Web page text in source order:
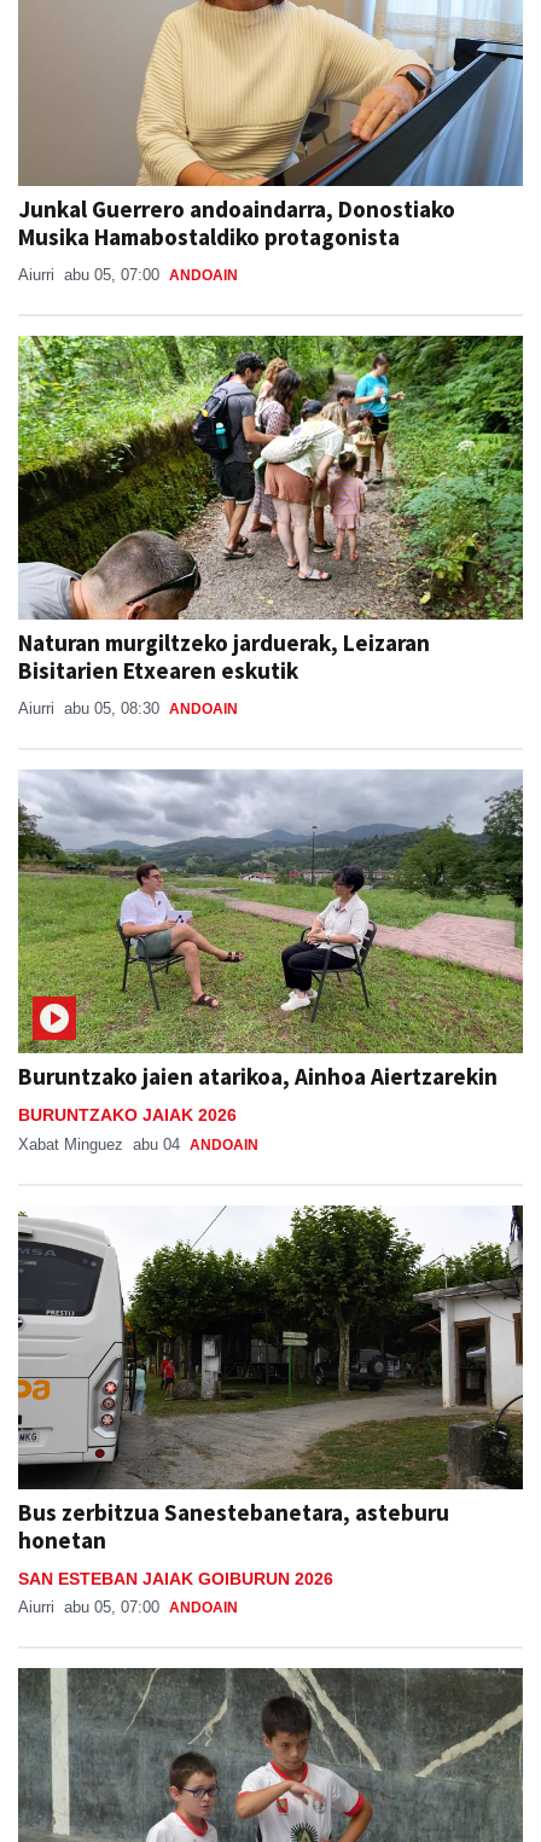
Junkal Guerrero andoaindarra, Donostiako
Musika Hamabostaldiko protagonista
Aiurri abu 05, 07:00 ANDOAIN
Naturan murgiltzeko jarduerak, Leizaran
Bisitarien Etxearen eskutik
Aiurri abu 05, 08:30 ANDOAIN
Buruntzako jaien atarikoa, Ainhoa Aiertzarekin
BURUNTZAKO JAIAK 2026
Xabat Minguez abu 04 ANDOAIN
Bus zerbitzua Sanestebanetara, asteburu
honetan
SAN ESTEBAN JAIAK GOIBURUN 2026
Aiurri abu 05, 07:00 ANDOAIN